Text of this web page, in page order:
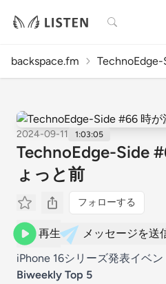
検索
backspace.fm
2024-09-11 1:03:05
TechnoEdge-Side
ょっと前
フォローする
再生
メッセージを送
iPhone 16シリーズ発表イベン
Biweekly Top 5